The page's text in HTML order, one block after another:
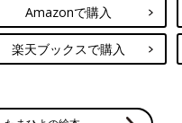
Amazonで購入
楽天ブックスで購入